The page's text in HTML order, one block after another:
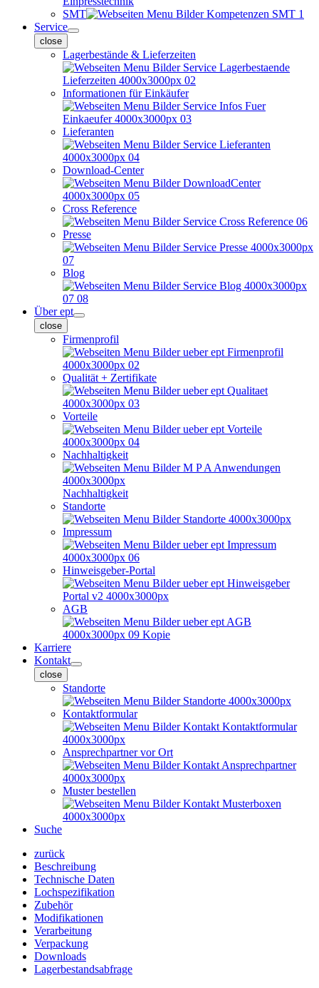
SMT
Service
close
Lagerbestände & Lieferzeiten
Informationen für Einkäufer
Lieferanten
Download-Center
Cross Reference
Presse
Blog
Über ept
close
Firmenprofil
Qualität + Zertifikate
Vorteile
Nachhaltigkeit
Nachhaltigkeit
Standorte
Impressum
Hinweisgeber-Portal
AGB
Karriere
Kontakt
close
Standorte
Kontaktformular
Ansprechpartner vor Ort
Muster bestellen
Suche
zurück
Beschreibung
Technische Daten
Lochspezifikation
Zubehör
Modifikationen
Verarbeitung
Verpackung
Downloads
Lagerbestandsabfrage